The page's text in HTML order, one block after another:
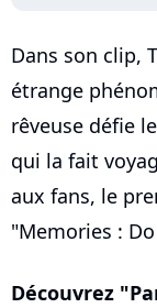
Dans son clip,
étrange
rêveuse défie
qui la fait
aux fans, le
"Memories :
Découvrez